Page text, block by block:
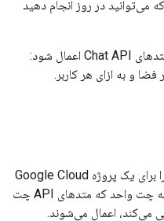
می‌توانید در روز انجام دهید
چندین نوع سهمیه‌بندی می‌تواند برای متدهای Chat API اعمال شود:
فضا و به ازای هر کاربر.
سهمیه‌های هر پروژه، نرخ پرس‌وجوها را برای یک پروژه Google Cloud
محدود می‌کنند و بنابراین برای یک برنامه چت واحد که متدهای API چت
می‌کند، اعمال می‌شوند.